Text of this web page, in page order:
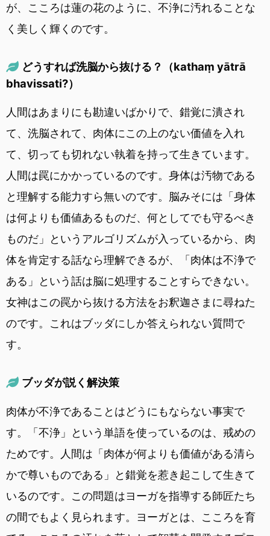
が、こころは蓮の花のように、不浄に汚れることな
く美しく輝くのです。
どうすれば洗脳から抜ける？（kathaṃ yātrā
bhavissati?）
人間はあまりにも勘違いばかりで、錯覚に潰され
て、洗脳されて、肉体にこの上のない価値を入れ
て、切っても切れない執着を持って生きています。
人間は罠にかかっているのです。身体は汚物である
と理解する能力すら無いのです。脳みそには「身体
は何よりも価値あるものだ、何としてでも守るべき
ものだ」というアルゴリズムが入っているから、肉
体を肯定する話なら理解できるが、「肉体は不浄で
ある」という話は脳に処理することすらできない。
女神はこの罠から抜ける方法をお釈迦さまに尋ねた
のです。これはブッダにしか答えられない質問で
す。
ブッダが説く解決策
肉体が不浄であることはどうにもならない事実で
す。「不浄」という単語を使っているのは、戒めの
ためです。人間は「肉体が何よりも価値がある清ら
かで尊いものである」と錯覚を惹き起こして生きて
いるのです。この問題はヨーガを指導する師匠たち
の間でもよく見られます。ヨーガとは、こころを育